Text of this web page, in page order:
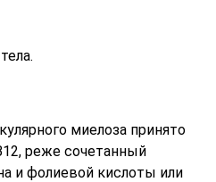
миелоза принято
реже сочетанный
и фолиевой кислоты или